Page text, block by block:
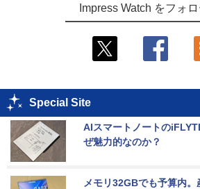
Impress Watch をフォ
Special Site
AIスマートノートの
ぜ魅力的なのか？
メモリ32GBでも予算内